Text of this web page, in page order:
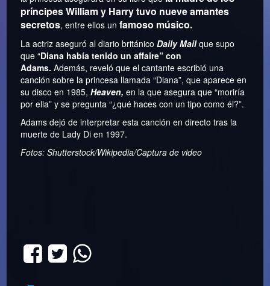
príncipes William y Harry tuvo nueve amantes
secretos, entre ellos unfamoso músico.
La actriz aseguró al diario británico Daily Mail que supo
que “Diana había tenido un affaire” con
Adams. Además, reveló que el cantante escribió una
canción sobre la princesa llamada “Diana”, que aparece en
su disco en 1985,Heaven, en la que asegura que “moriría
por ella” y se pregunta “¿qué haces con un tipo como él?”.
Adams dejó de interpretar esta canción en directo tras la
muerte de Lady Di en 1997.
Fotos: Shutterstock/Wikipedia/Captura de video